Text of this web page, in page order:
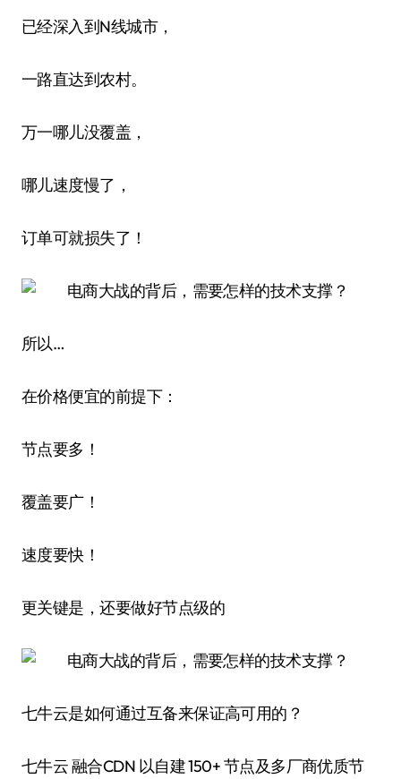
已经深入到N线城市，
一路直达到农村。
万一哪儿没覆盖，
哪儿速度慢了，
订单可就损失了！
所以…
在价格便宜的前提下：
节点要多！
覆盖要广！
速度要快！
更关键是，还要做好节点级的
七牛云是如何通过互备来保证高可用的？
七牛云 融合CDN 以自建 150+ 节点及多厂商优质节